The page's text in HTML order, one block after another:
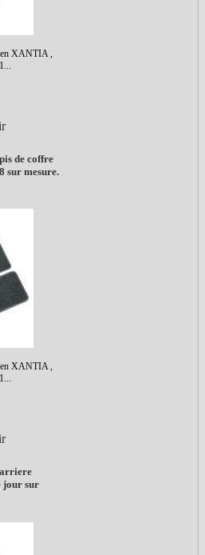
XANTIA ,
de coffre
sur mesure.
XANTIA ,
arriere
jour sur